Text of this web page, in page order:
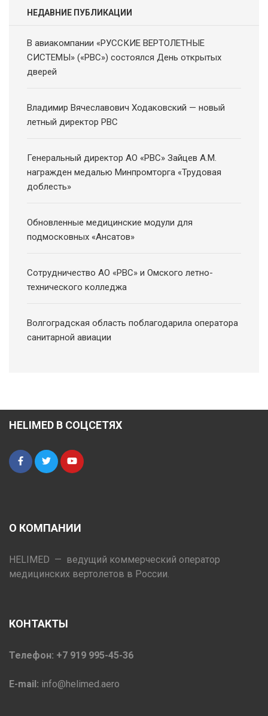
НЕДАВНИЕ ПУБЛИКАЦИИ
В авиакомпании «РУССКИЕ ВЕРТОЛЕТНЫЕ
СИСТЕМЫ» («РВС») состоялся День открытых
дверей
Владимир Вячеславович Ходаковский — новый
летный директор РВС
Генеральный директор АО «РВС» Зайцев А.М.
награжден медалью Минпромторга «Трудовая
доблесть»
Обновленные медицинские модули для
подмосковных «Ансатов»
Сотрудничество АО «РВС» и Омского летно-
технического колледжа
Волгоградская область поблагодарила оператора
санитарной авиации
HELIMED В СОЦСЕТЯХ
О КОМПАНИИ
HELIMED — ведущий коммерческий оператор
медицинских вертолетов в России.
КОНТАКТЫ
Телефон: +7 919 995-45-36
E-mail: info@helimed.aero